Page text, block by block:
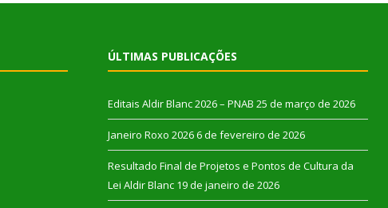
ÚLTIMAS PUBLICAÇÕES
Editais Aldir Blanc 2026 – PNAB 25 de março de 2026
Janeiro Roxo 2026 6 de fevereiro de 2026
Resultado Final de Projetos e Pontos de Cultura da
Lei Aldir Blanc 19 de janeiro de 2026